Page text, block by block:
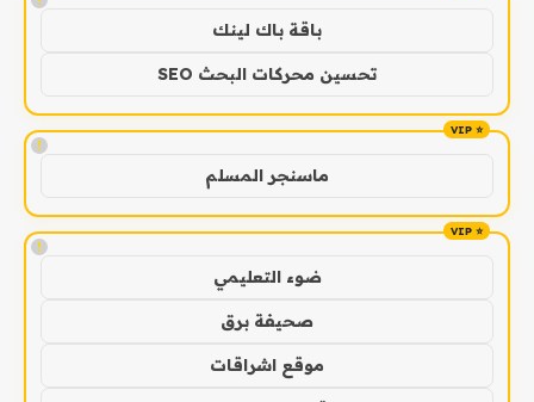
باقة باك لينك
تحسين محركات البحث SEO
!
ماسنجر المسلم
!
ضوء التعليمي
صحيفة برق
موقع اشراقات